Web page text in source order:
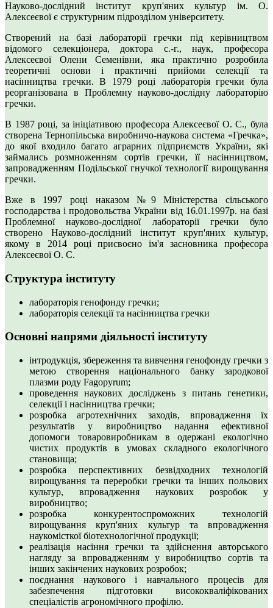
Науково-дослідний інститут круп'яних культур ім. О.
Алексеєвої є структурним підрозділом університету.
Створений на базі лабораторії гречки під керівництвом
відомого селекціонера, доктора с.-г., наук, професора
Алексеєвої Олени Семенівни, яка практично розробила
теоретичні основи і практичні прийоми селекції та
насінництва гречки. В 1979 році лабораторія гречки була
реорганізована в Проблемну науково-дослідну лабораторію
гречки.
В 1987 році, за ініціативою професора Алексеєвої О. С., була
створена Тернопільська виробничо-наукова система «Гречка»,
до якої входило багато аграрних підприємств України, які
займались розмноженням сортів гречки, її насінництвом,
запровадженням Подільської гнучкої технології вирощування
гречки.
Вже в 1997 році наказом №9 Міністерства сільського
господарства і продовольства України від 16.01.1997р. на базі
Проблемної науково-дослідної лабораторії гречки було
створено Науково-дослідний інститут круп'яних культур,
якому в 2014 році присвоєно ім'я засновника професора
Алексеєвої О. С.
Структура інституту
лабораторія генофонду гречки;
лабораторія селекції та насінництва гречки
Основні напрями діяльності інституту
інтродукція, збереження та вивчення генофонду гречки з
метою створення національного банку зародкової
плазми роду Fagopyrum;
проведення наукових досліджень з питань генетики,
селекції і насінництва гречки;
розробка агротехнічних заходів, впровадження їх
результатів у виробництво надання ефективної
допомоги товаровиробникам в одержані екологічно
чистих продуктів в умовах складного екологічного
становища;
розробка перспективних безвідходних технологій
вирощування та переробки гречки та інших польових
культур, впровадження наукових розробок у
виробництво;
розробка конкурентоспроможних технологій
вирощування круп'яних культур та впровадження
наукомісткої біотехнологічної продукції;
реалізація насіння гречки та здійснення авторського
нагляду за впровадженням у виробництво сортів та
інших закінчених наукових розробок;
поєднання наукового і навчального процесів для
забезпечення підготовки висококваліфікованих
спеціалістів агрономічного профілю.